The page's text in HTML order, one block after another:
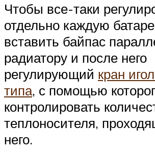
Чтобы все-таки
отдельно каждую
вставить байпас
радиатору и после него
регулирующий кран
типа, с помощью
контролировать
теплоносителя,
него.